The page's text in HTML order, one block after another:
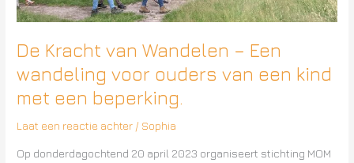
De Kracht van Wandelen – Een
wandeling voor ouders van een kind
met een beperking.
Laat een reactie achter / Sophia
Op donderdagochtend 20 april 2023 organiseert stichting MOM
een
met
beperking.